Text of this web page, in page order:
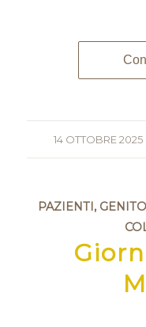
14 OTTOBRE 2025
/
PAZIENTI,